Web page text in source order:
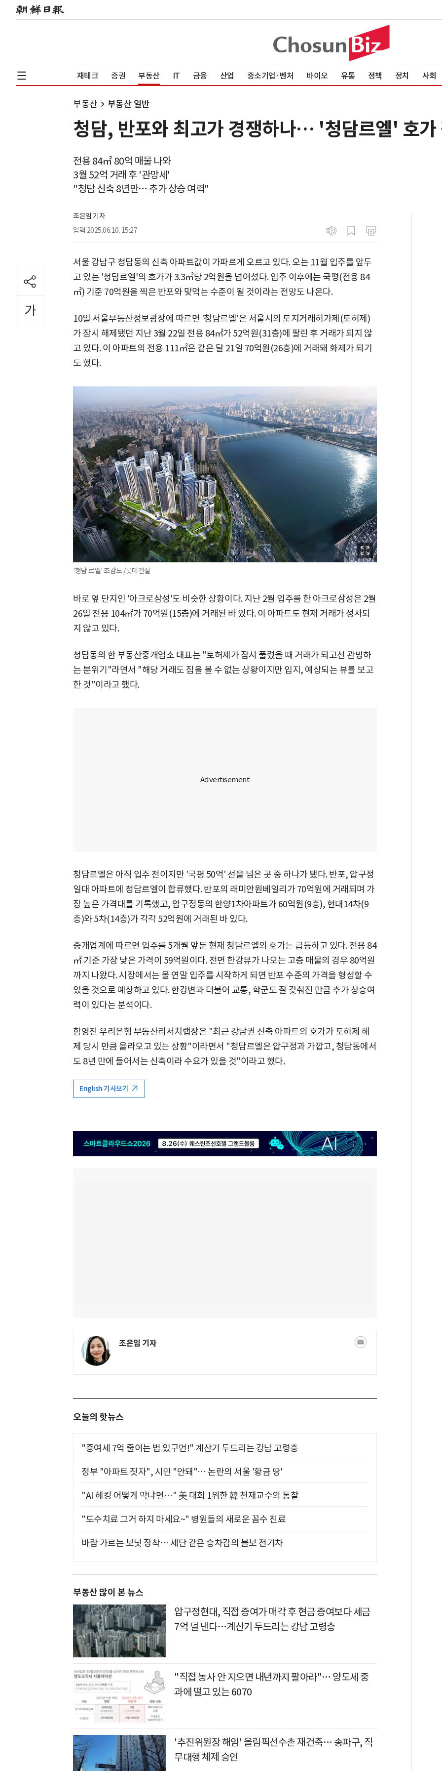
재테크 증권 부동산 IT 금융 산업 중소기업·벤처 바이오 유통 정책 정치 사회
부동산 부동산 일반
청담, 반포와 최고가 경쟁하나… '청담르엘' 호가
전용 84㎡ 80억 매물 나와
3월 52억 거래 후 '관망세'
"청담 신축 8년만… 추가 상승 여력"
조은임 기자
입력 2025.06.10. 15:27
서울 강남구 청담동의 신축 아파트값이 가파르게 오르고 있다. 오는 11월 입주를 앞두
고 있는 '청담르엘'의 호가가 3.3㎡당 2억원을 넘어섰다. 입주 이후에는 국평(전용 84
㎡) 기준 70억원을 찍은 반포와 맞먹는 수준이 될 것이라는 전망도 나온다.
10일 서울부동산정보광장에 따르면 '청담르엘'은 서울시의 토지거래허가제(토허제)
가 잠시 해제됐던 지난 3월 22일 전용 84㎡가 52억원(31층)에 팔린 후 거래가 되지 않
고 있다. 이 아파트의 전용 111㎡은 같은 달 21일 70억원(26층)에 거래돼 화제가 되기
도 했다.
'청담 르엘' 조감도./롯데건설
바로 옆 단지인 '아크로삼성'도 비슷한 상황이다. 지난 2월 입주를 한 아크로삼성은 2월
26일 전용 104㎡가 70억원(15층)에 거래된 바 있다. 이 아파트도 현재 거래가 성사되
지 않고 있다.
청담동의 한 부동산중개업소 대표는 "토허제가 잠시 풀렸을 때 거래가 되고선 관망하
는 분위기"라면서 "해당 거래도 집을 볼 수 없는 상황이지만 입지, 예상되는 뷰를 보고
한 것"이라고 했다.
청담르엘은 아직 입주 전이지만 '국평 50억' 선을 넘은 곳 중 하나가 됐다. 반포, 압구정
일대 아파트에 청담르엘이 합류했다. 반포의 래미안원베일리가 70억원에 거래되며 가
장 높은 가격대를 기록했고, 압구정동의 한양1차아파트가 60억원(9층), 현대14차(9
층)와 5차(14층)가 각각 52억원에 거래된 바 있다.
중개업계에 따르면 입주를 5개월 앞둔 현재 청담르엘의 호가는 급등하고 있다. 전용 84
㎡ 기준 가장 낮은 가격이 59억원이다. 전면 한강뷰가 나오는 고층 매물의 경우 80억원
까지 나왔다. 시장에서는 올 연말 입주를 시작하게 되면 반포 수준의 가격을 형성할 수
있을 것으로 예상하고 있다. 한강변과 더불어 교통, 학군도 잘 갖춰진 만큼 추가 상승여
력이 있다는 분석이다.
함영진 우리은행 부동산리서치랩장은 "최근 강남권 신축 아파트의 호가가 토허제 해
제 당시 만큼 올라오고 있는 상황"이라면서 "청담르엘은 압구정과 가깝고, 청담동에서
도 8년 만에 들어서는 신축이라 수요가 있을 것"이라고 했다.
English 기사보기
조은임 기자
오늘의 핫뉴스
"증여세 7억 줄이는 법 있구먼!" 계산기 두드리는 강남 고령층
정부 "아파트 짓자", 시민 "안돼"… 논란의 서울 '황금 땅'
"AI 해킹 어떻게 막냐면…" 美 대회 1위한 韓 천재교수의 통찰
"도수치료 그거 하지 마세요~" 병원들의 새로운 꼼수 진료
바람 가르는 보닛 장착… 세단 같은 승차감의 볼보 전기차
부동산 많이 본 뉴스
압구정현대, 직접 증여가 매각 후 현금 증여보다 세금
7억 덜 낸다…계산기 두드리는 강남 고령층
"직접 농사 안 지으면 내년까지 팔아라"… 양도세 중
과에 떨고 있는 6070
'추진위원장 해임' 올림픽선수촌 재건축… 송파구, 직
무대행 체제 승인